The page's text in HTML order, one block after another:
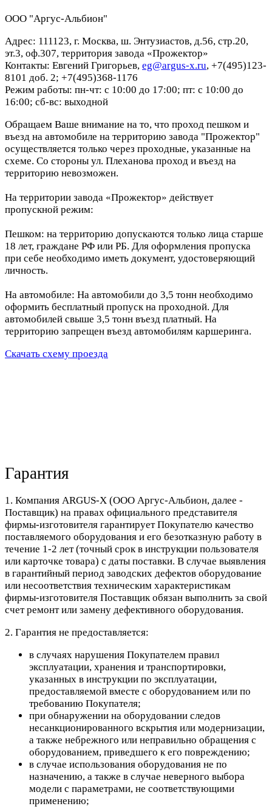
ООО "Аргус-Альбион"
Адрес: 111123, г. Москва, ш. Энтузиастов, д.56, стр.20,
эт.3, оф.307, территория завода «Прожектор»
Контакты: Евгений Григорьев, eg@argus-x.ru, +7(495)123-
8101 доб. 2; +7(495)368-1176
Режим работы: пн-чт: с 10:00 до 17:00; пт: с 10:00 до
16:00; сб-вс: выходной
Обращаем Ваше внимание на то, что проход пешком и
въезд на автомобиле на территорию завода "Прожектор"
осуществляется только через проходные, указанные на
схеме. Со стороны ул. Плеханова проход и въезд на
территорию невозможен.
На территории завода «Прожектор» действует
пропускной режим:
Пешком: на территорию допускаются только лица старше
18 лет, граждане РФ или РБ. Для оформления пропуска
при себе необходимо иметь документ, удостоверяющий
личность.
На автомобиле: На автомобили до 3,5 тонн необходимо
оформить бесплатный пропуск на проходной. Для
автомобилей свыше 3,5 тонн въезд платный. На
территорию запрещен въезд автомобилям каршеринга.
Скачать схему проезда
Гарантия
1. Компания ARGUS-X (ООО Аргус-Альбион, далее -
Поставщик) на правах официального представителя
фирмы-изготовителя гарантирует Покупателю качество
поставляемого оборудования и его безотказную работу в
течение 1-2 лет (точный срок в инструкции пользователя
или карточке товара) с даты поставки. В случае выявления
в гарантийный период заводских дефектов оборудование
или несоответствия техническим характеристикам
фирмы-изготовителя Поставщик обязан выполнить за свой
счет ремонт или замену дефективного оборудования.
2. Гарантия не предоставляется:
в случаях нарушения Покупателем правил
эксплуатации, хранения и транспортировки,
указанных в инструкции по эксплуатации,
предоставляемой вместе с оборудованием или по
требованию Покупателя;
при обнаружении на оборудовании следов
несанкционированного вскрытия или модернизации,
а также небрежного или неправильно обращения с
оборудованием, приведшего к его повреждению;
в случае использования оборудования не по
назначению, а также в случае неверного выбора
модели с параметрами, не соответствующими
применению;